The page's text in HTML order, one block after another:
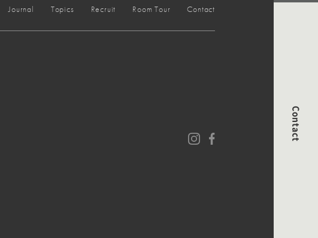
Contact
Journal Topics Recruit Room Tour Contact